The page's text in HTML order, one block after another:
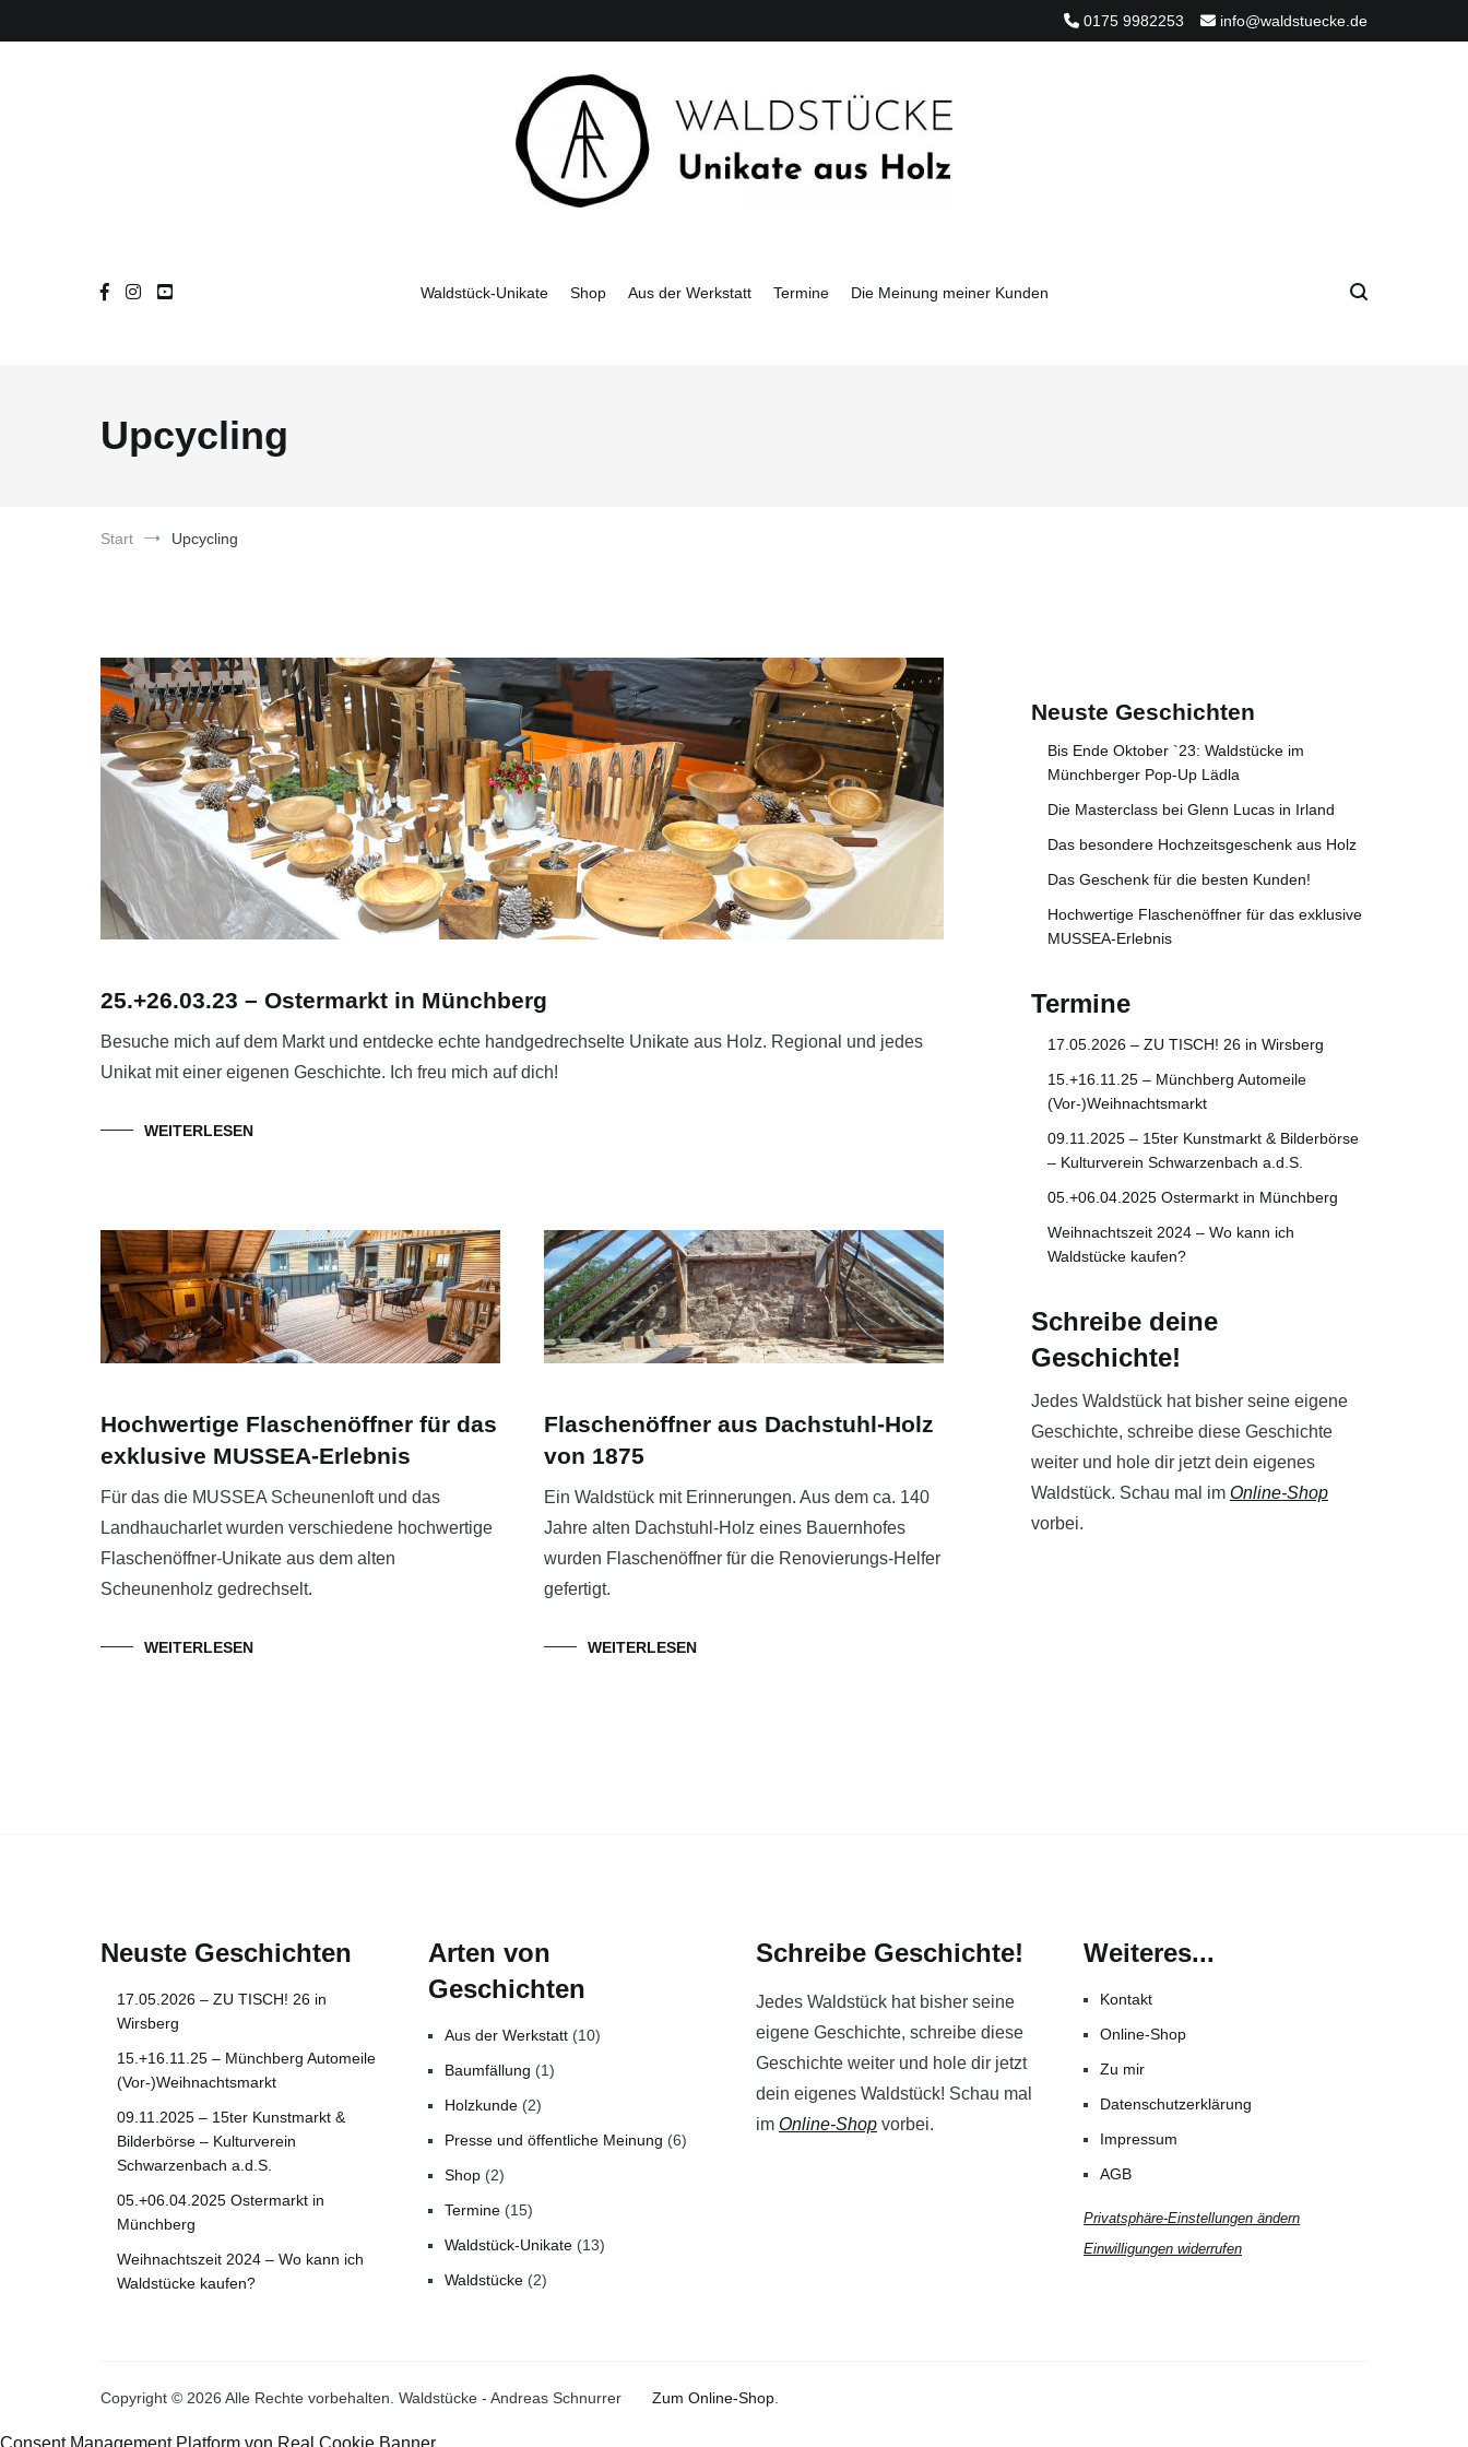
springen
0175 9982253 info@waldstuecke.de
Waldstück-Unikate
Shop Aus der Werkstatt Termine Die Meinung meiner Kunden
Upcycling
Start Upcycling
25.+26.03.23 – Ostermarkt in Münchberg
Besuche mich auf dem Markt und entdecke echte handgedrechselte Unikate aus Holz. Regional und jedes
Unikat mit einer eigenen Geschichte. Ich freu mich auf dich!
WEITERLESEN
Hochwertige Flaschenöffner für das
exklusive MUSSEA-Erlebnis
Für das die MUSSEA Scheunenloft und das
Landhaucharlet wurden verschiedene hochwertige
Flaschenöffner-Unikate aus dem alten
Scheunenholz gedrechselt.
WEITERLESEN
Flaschenöffner aus Dachstuhl-Holz
von 1875
Ein Waldstück mit Erinnerungen. Aus dem ca. 140
Jahre alten Dachstuhl-Holz eines Bauernhofes
wurden Flaschenöffner für die Renovierungs-Helfer
gefertigt.
WEITERLESEN
Neuste Geschichten
Bis Ende Oktober `23: Waldstücke im
Münchberger Pop-Up Lädla
Die Masterclass bei Glenn Lucas in Irland
Das besondere Hochzeitsgeschenk aus Holz
Das Geschenk für die besten Kunden!
Hochwertige Flaschenöffner für das exklusive
MUSSEA-Erlebnis
Termine
17.05.2026 – ZU TISCH! 26 in Wirsberg
15.+16.11.25 – Münchberg Automeile
(Vor-)Weihnachtsmarkt
09.11.2025 – 15ter Kunstmarkt & Bilderbörse
– Kulturverein Schwarzenbach a.d.S.
05.+06.04.2025 Ostermarkt in Münchberg
Weihnachtszeit 2024 – Wo kann ich
Waldstücke kaufen?
Schreibe deine
Geschichte!
Jedes Waldstück hat bisher seine eigene
Geschichte, schreibe diese Geschichte
weiter und hole dir jetzt dein eigenes
Waldstück. Schau mal im Online-Shop
vorbei.
Neuste Geschichten
17.05.2026 – ZU TISCH! 26 in
Wirsberg
15.+16.11.25 – Münchberg Automeile
(Vor-)Weihnachtsmarkt
09.11.2025 – 15ter Kunstmarkt &
Bilderbörse – Kulturverein
Schwarzenbach a.d.S.
05.+06.04.2025 Ostermarkt in
Münchberg
Weihnachtszeit 2024 – Wo kann ich
Waldstücke kaufen?
Arten von
Geschichten
Aus der Werkstatt (10)
Baumfällung (1)
Holzkunde (2)
Presse und öffentliche Meinung (6)
Shop (2)
Termine (15)
Waldstück-Unikate (13)
Waldstücke (2)
Schreibe Geschichte!
Jedes Waldstück hat bisher seine
eigene Geschichte, schreibe diese
Geschichte weiter und hole dir jetzt
dein eigenes Waldstück! Schau mal
im Online-Shop vorbei.
Weiteres...
Kontakt
Online-Shop
Zu mir
Datenschutzerklärung
Impressum
AGB
Privatsphäre-Einstellungen ändern
Einwilligungen widerrufen
Copyright © 2026 Alle Rechte vorbehalten. Waldstücke - Andreas Schnurrer Zum Online-Shop.